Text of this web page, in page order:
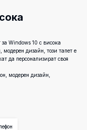
Windows 10 с висока
дизайн, този тапет е
да персонализират своя
модерен дизайн,